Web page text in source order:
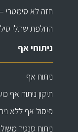
חזה לא סימטרי
החלפת שתלי
ניתוחי אף
ניתוח אף
תיקון ניתוח אף
פיסול אף ללא
ניתוח סנטר